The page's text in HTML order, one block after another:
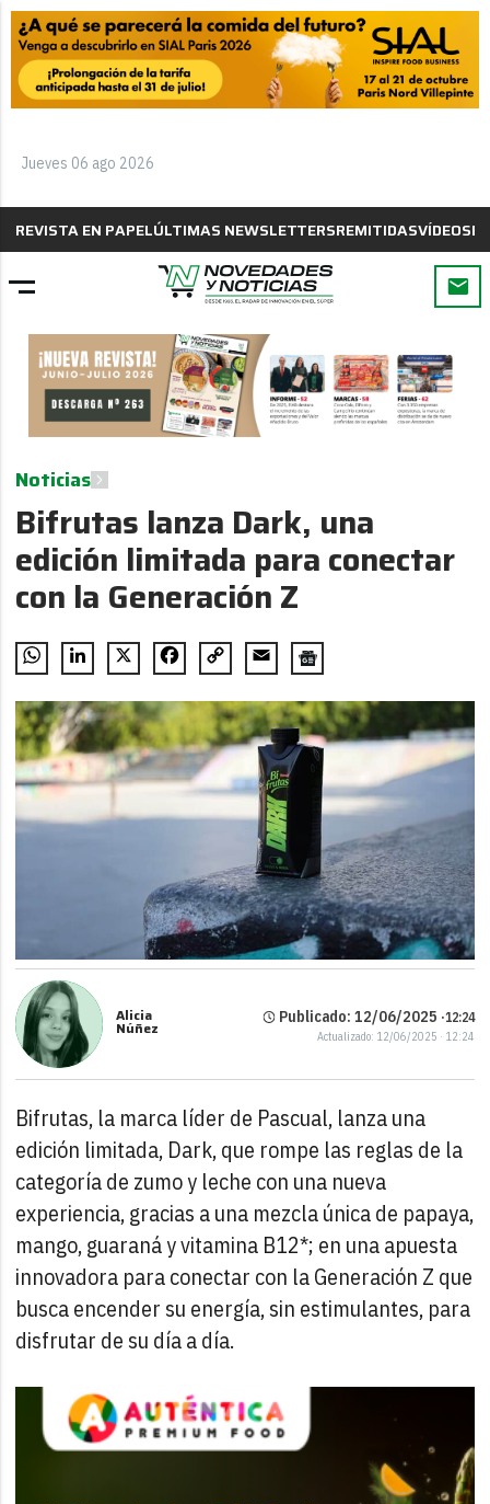
Jueves 06 ago 2026
REVISTA EN PAPELÚLTIMAS NEWSLETTERSREMITIDASVÍDEOS
Noticias
Bifrutas lanza Dark, una
edición limitada para conectar
con la Generación Z
WhatsAppLinkedIn
X FacebookCopy
Email
Alicia
Núñez
Publicado: 12/06/2025 ·12:24
Actualizado: 12/06/2025 · 12:24
Bifrutas, la marca líder de Pascual, lanza una
edición limitada, Dark, que rompe las reglas de la
categoría de zumo y leche con una nueva
experiencia, gracias a una mezcla única de papaya,
mango, guaraná y vitamina B12*; en una apuesta
innovadora para conectar con la Generación Z que
busca encender su energía, sin estimulantes, para
disfrutar de su día a día.